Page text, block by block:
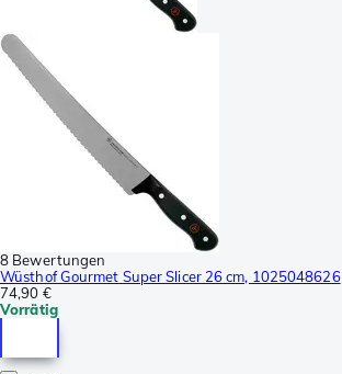
8 Bewertungen
Wüsthof Gourmet Super Slicer 26 cm, 1025048626
74,90 €
Vorrätig